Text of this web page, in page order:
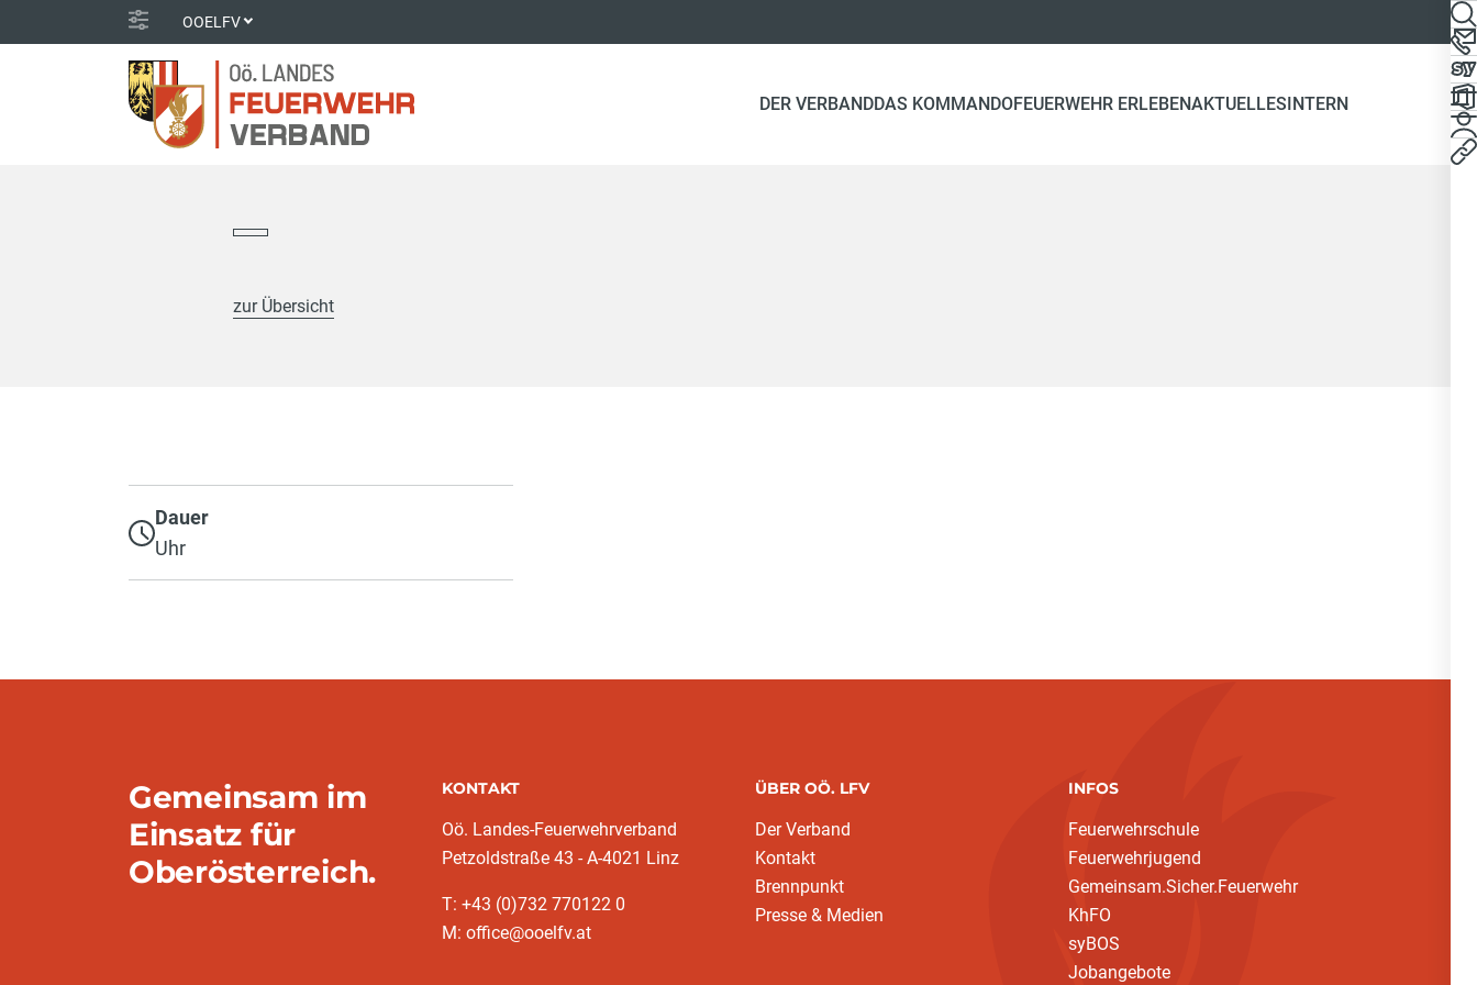
OOELFV
DER VERBANDDAS KOMMANDOFEUERWEHR ERLEBENAKTUELLESINTERN
zur Übersicht
Dauer
Uhr
Gemeinsam im
Einsatz für
Oberösterreich.
KONTAKT
Oö. Landes-Feuerwehrverband
Petzoldstraße 43 - A-4021 Linz
T: +43 (0)732 770122 0
M: office@ooelfv.at
ÜBER OÖ. LFV
Der Verband
Kontakt
Brennpunkt
Presse & Medien
INFOS
Feuerwehrschule
Feuerwehrjugend
Gemeinsam.Sicher.Feuerwehr
KhFO
syBOS
Jobangebote